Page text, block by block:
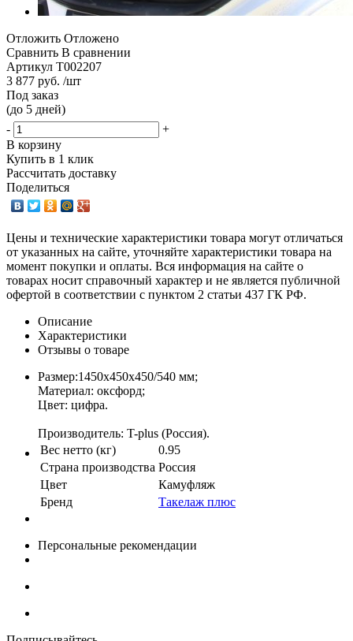
Отложить Отложено
Сравнить В сравнении
Артикул T002207
3 877 руб. /шт
Под заказ
(до 5 дней)
-
+
В корзину
Купить в 1 клик
Рассчитать доставку
Поделиться
Цены и технические характеристики товара могут отличаться
от указанных на сайте, уточняйте характеристики товара на
момент покупки и оплаты. Вся информация на сайте о
товарах носит справочный характер и не является публичной
офертой в соответствии с пунктом 2 статьи 437 ГК РФ.
Описание
Характеристики
Отзывы о товаре
Размер:1450х450х450/540 мм;
Материал: оксфорд;
Цвет: цифра.
Производитель: T-plus (Россия).
Вес нетто (кг)
0.95
Страна производства Россия
Цвет
Камуфляж
Бренд
Такелаж плюс
Персональные рекомендации